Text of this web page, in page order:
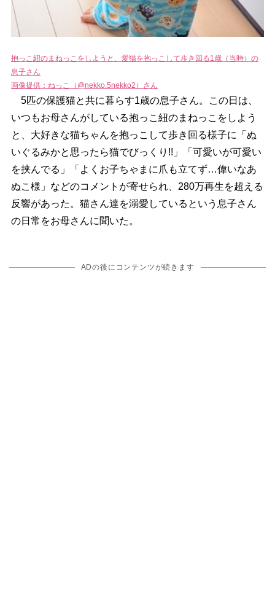
抱っこ紐のまねっこをしようと、愛猫を抱っこして歩き回る1歳（当時）の
息子さん
画像提供：ねっこ（@nekko.5nekko2）さん
5匹の保護猫と共に暮らす1歳の息子さん。この日は、
いつもお母さんがしている抱っこ紐のまねっこをしよう
と、大好きな猫ちゃんを抱っこして歩き回る様子に「ぬ
いぐるみかと思ったら猫でびっくり!!」「可愛いが可愛い
を挟んでる」「よくお子ちゃまに爪も立てず…偉いなあ
ぬこ様」などのコメントが寄せられ、280万再生を超える
反響があった。猫さん達を溺愛しているという息子さん
の日常をお母さんに聞いた。
ADの後にコンテンツが続きます